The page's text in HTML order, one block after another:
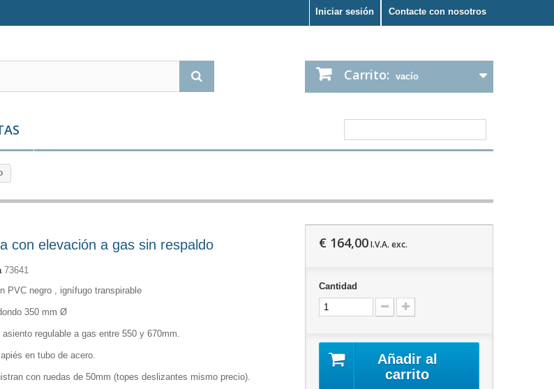
Contacte con nosotros
Iniciar sesión
Carrito: vacío
con elevación a gas sin respaldo
73641
PVC negro , ignífugo transpirable
350 mm Ø
asiento regulable a gas entre 550 y 670mm.
en tubo de acero.
con ruedas de 50mm (topes deslizantes mismo precio).
€ 164,00I.V.A. exc.
Cantidad
Añadir al
carrito